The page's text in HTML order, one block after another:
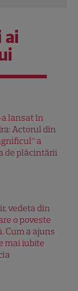
ai
lansat în
Actorul din
a
de plăcintării
vedeta din
o poveste
Cum a ajuns
mai iubite